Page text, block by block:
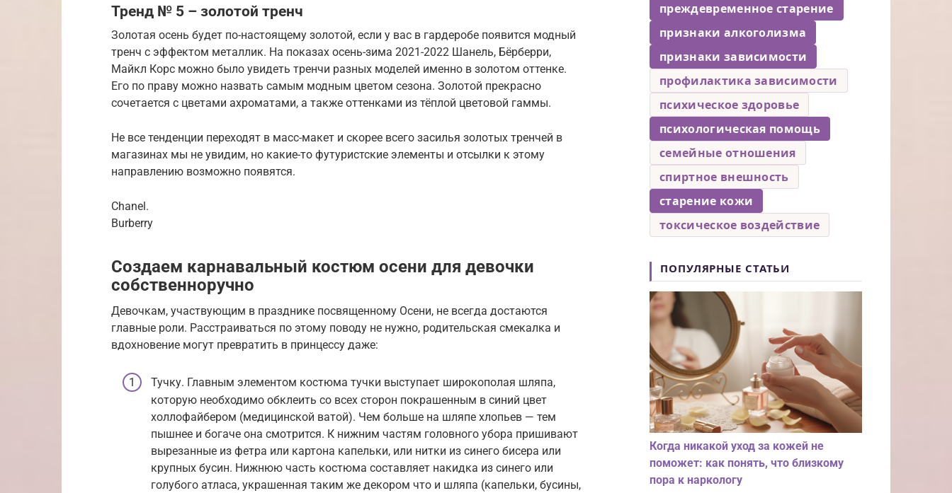
Тренд № 5 – золотой тренч
Золотая осень будет по-настоящему золотой, если у вас в гардеробе появится модный
тренч с эффектом металлик. На показах осень-зима 2021-2022 Шанель, Бёрберри,
Майкл Корс можно было увидеть тренчи разных моделей именно в золотом оттенке.
Его по праву можно назвать самым модным цветом сезона. Золотой прекрасно
сочетается с цветами ахроматами, а также оттенками из тёплой цветовой гаммы.
Не все тенденции переходят в масс-макет и скорее всего засилья золотых тренчей в
магазинах мы не увидим, но какие-то футуристские элементы и отсылки к этому
направлению возможно появятся.
Chanel.
Burberry
Создаем карнавальный костюм осени для девочки
собственноручно
Девочкам, участвующим в празднике посвященному Осени, не всегда достаются
главные роли. Расстраиваться по этому поводу не нужно, родительская смекалка и
вдохновение могут превратить в принцессу даже:
Тучку. Главным элементом костюма тучки выступает широкополая шляпа,
которую необходимо обклеить со всех сторон покрашенным в синий цвет
холлофайбером (медицинской ватой). Чем больше на шляпе хлопьев — тем
пышнее и богаче она смотрится. К нижним частям головного убора пришивают
вырезанные из фетра или картона капельки, или нитки из синего бисера или
крупных бусин. Нижнюю часть костюма составляет накидка из синего или
голубого атласа, украшенная таким же декором что и шляпа (капельки, бусины,
преждевременное старение
признаки алкоголизма
признаки зависимости
профилактика зависимости
психическое здоровье
психологическая помощь
семейные отношения
спиртное внешность
старение кожи
токсическое воздействие
ПОПУЛЯРНЫЕ СТАТЬИ
Когда никакой уход за кожей не
поможет: как понять, что близкому
пора к наркологу